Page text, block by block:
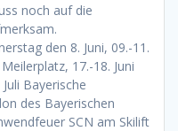
noch auf die
den 8. Juni, 09.-11.
17.-18. Juni
Bayerische
des Bayerischen
SCN am Skilift